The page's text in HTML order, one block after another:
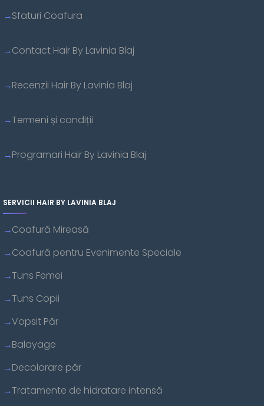
Sfaturi Coafura
Contact Hair By Lavinia Blaj
Recenzii Hair By Lavinia Blaj
Termeni și condiții
Programari Hair By Lavinia Blaj
SERVICII HAIR BY LAVINIA BLAJ
Coafură Mireasă
Coafură pentru Evenimente Speciale
Tuns Femei
Tuns Copii
Vopsit Păr
Balayage
Decolorare păr
Tratamente de hidratare intensă